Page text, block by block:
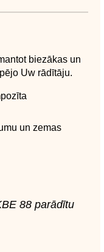
biezākas un
Uw rādītāju.
un zemas
88 parādītu